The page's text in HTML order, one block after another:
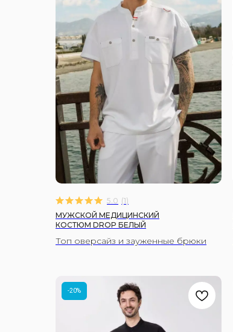
5.0 (1)
МУЖСКОЙ МЕДИЦИНСКИЙ
КОСТЮМ DROP БЕЛЫЙ
Топ оверсайз и зауженные брюки
-20%